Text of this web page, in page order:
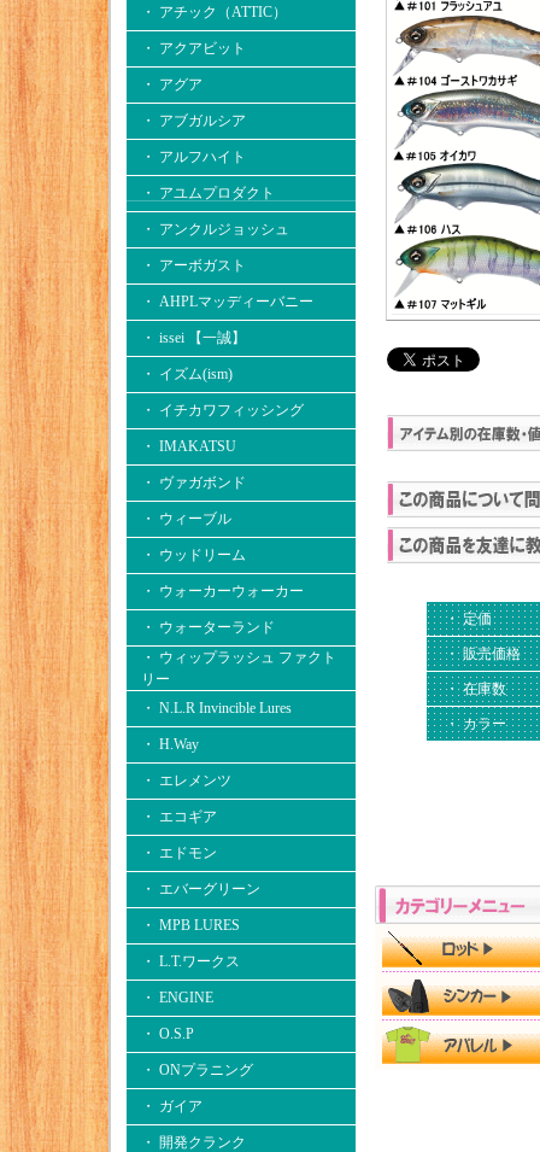
・ アチック（ATTIC）
・ アクアビット
・ アグア
・ アブガルシア
・ アルフハイト
・ アユムプロダクト
・ アンクルジョッシュ
・ アーボガスト
・ AHPLマッディーバニー
・ issei 【一誠】
・ イズム(ism)
・ イチカワフィッシング
・ IMAKATSU
・ ヴァガボンド
・ ウィーブル
・ ウッドリーム
・ ウォーカーウォーカー
・ ウォーターランド
・ ウィップラッシュ ファクト
リー
・ N.L.R Invincible Lures
・ H.Way
・ エレメンツ
・ エコギア
・ エドモン
・ エバーグリーン
・ MPB LURES
・ L.T.ワークス
・ ENGINE
・ O.S.P
・ ONプラニング
・ ガイア
・ 開発クランク
・ 定価
・ 販売価格
・ 在庫数
・ カラー